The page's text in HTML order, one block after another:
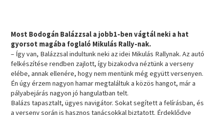
Most Bodogán Balázzsal a jobb1-ben vágtál neki a hat
gyorsot magába foglaló Mikulás Rally-nak.
– Így van, Balázzsal indultunk neki az idei Mikulás Rallynak. Az autó
felkészítése rendben zajlott, így bizakodva néztünk a verseny
elébe, annak ellenére, hogy nem mentünk még együtt versenyen.
Én úgy érzem nagyon hamar megtaláltuk a közös hangot, már a
pályabejárás nagyon jó hangulatban telt.
Balázs tapasztalt, ügyes navigátor. Sokat segített a felírásban, és
a verseny során is hasznos tanácsokkal biztatott. Érdeklődve